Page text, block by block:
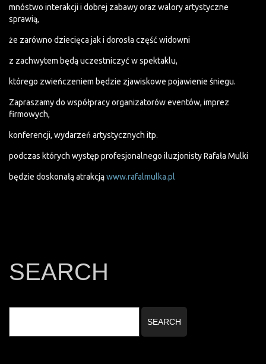
mnóstwo interakcji i dobrej zabawy oraz walory artystyczne
sprawią,
że zarówno dziecięca jak i dorosła część widowni
z zachwytem będą uczestniczyć w spektaklu,
którego zwieńczeniem będzie zjawiskowe pojawienie śniegu.
Zapraszamy do współpracy organizatorów eventów, imprez
firmowych,
konferencji, wydarzeń artystycznych itp.
podczas których występ profesjonalnego iluzjonisty Rafała Mulki
będzie doskonałą atrakcjąwww.rafalmulka.pl
SEARCH